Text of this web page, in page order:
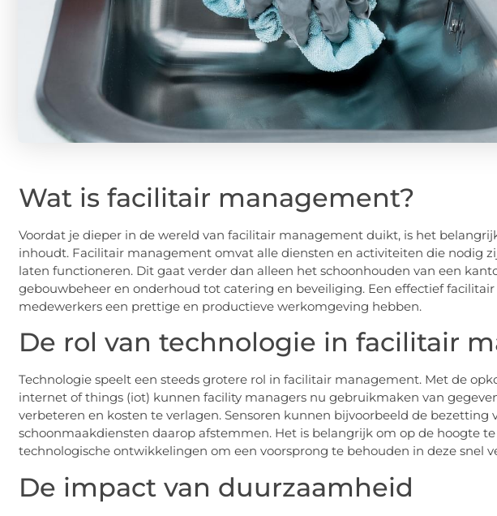
Wat is facilitair management?
Voordat je dieper in de wereld van facilitair management duikt, is het
inhoudt. Facilitair management omvat alle diensten en activiteiten die nodig
laten functioneren. Dit gaat verder dan alleen het schoonhouden van een
gebouwbeheer en onderhoud tot catering en beveiliging. Een effectief
medewerkers een prettige en productieve werkomgeving hebben.
De rol van technologie in facilitair
Technologie speelt een steeds grotere rol in facilitair management. Met de
internet of things (iot) kunnen facility managers nu gebruikmaken van
verbeteren en kosten te verlagen. Sensoren kunnen bijvoorbeeld de
schoonmaakdiensten daarop afstemmen. Het is belangrijk om op de hoogte
technologische ontwikkelingen om een voorsprong te behouden in deze snel
De impact van duurzaamheid